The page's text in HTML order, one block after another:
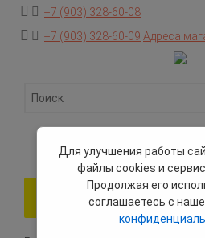
+7 (903) 328-60-08
+7 (903) 328-60-09 Адреса
Для улучшения работы
файлы cookies и
Продолжая его
соглашаетесь с